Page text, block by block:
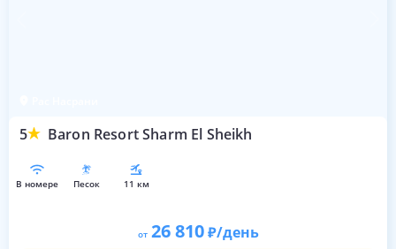
5 Baron Resort Sharm El Sheikh
в номере песок 11 км
от 26 810 /день